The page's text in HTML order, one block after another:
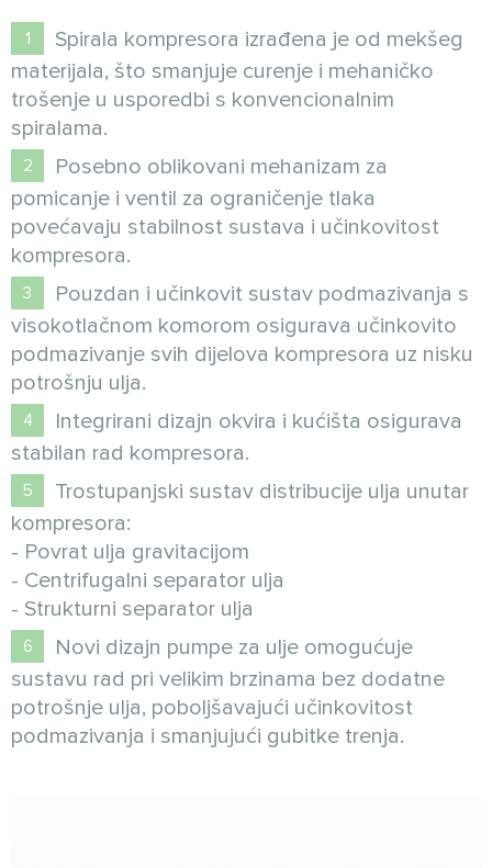
Spirala kompresora izrađena je od mekšeg
materijala, što smanjuje curenje i mehaničko
trošenje u usporedbi s konvencionalnim
spiralama.
Posebno oblikovani mehanizam za
pomicanje i ventil za ograničenje tlaka
povećavaju stabilnost sustava i učinkovitost
kompresora.
Pouzdan i učinkovit sustav podmazivanja s
visokotlačnom komorom osigurava učinkovito
podmazivanje svih dijelova kompresora uz nisku
potrošnju ulja.
Integrirani dizajn okvira i kućišta osigurava
stabilan rad kompresora.
Trostupanjski sustav distribucije ulja unutar
kompresora:
- Povrat ulja gravitacijom
- Centrifugalni separator ulja
- Strukturni separator ulja
Novi dizajn pumpe za ulje omogućuje
sustavu rad pri velikim brzinama bez dodatne
potrošnje ulja, poboljšavajući učinkovitost
podmazivanja i smanjujući gubitke trenja.